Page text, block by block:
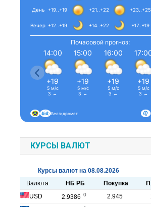
+19..+19
+12..+19
+21..+22
+14..+22
+23..+25
+17..+19
Вечер
День
Почасовой прогноз:
14:00
+19
5 м/с
З ←
15:00
+19
5 м/с
З ←
16:00
+19
5 м/с
З ←
+19
5 м/с
З ←
Белгидромет
КУРСЫ ВАЛЮТ